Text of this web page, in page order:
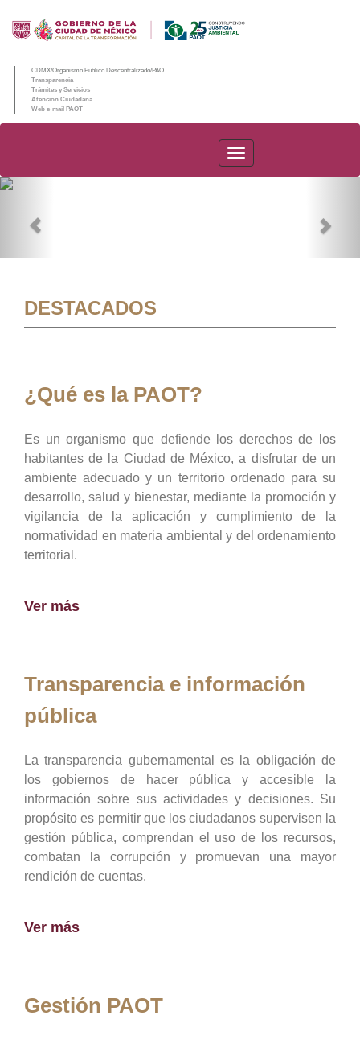
CDMX/Organismo Público Descentralizado/PAOT
Transparencia
Trámites y Servicios
Atención Ciudadana
Web e-mail PAOT
PAOT
DESTACADOS
¿Qué es la PAOT?
Es un organismo que defiende los derechos de los
habitantes de la Ciudad de México, a disfrutar de un
ambiente adecuado y un territorio ordenado para su
desarrollo, salud y bienestar, mediante la promoción y
vigilancia de la aplicación y cumplimiento de la
normatividad en materia ambiental y del ordenamiento
territorial.
Ver más
Transparencia e información
pública
La transparencia gubernamental es la obligación de
los gobiernos de hacer pública y accesible la
información sobre sus actividades y decisiones. Su
propósito es permitir que los ciudadanos supervisen la
gestión pública, comprendan el uso de los recursos,
combatan la corrupción y promuevan una mayor
rendición de cuentas.
Ver más
Gestión PAOT